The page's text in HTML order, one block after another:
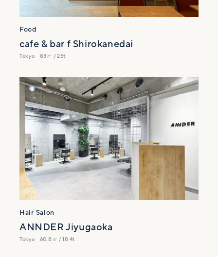
Food
cafe & bar f Shirokanedai
Tokyo 83㎡ / 25t
Hair Salon
ANNDER Jiyugaoka
Tokyo 60.8㎡ / 18.4t